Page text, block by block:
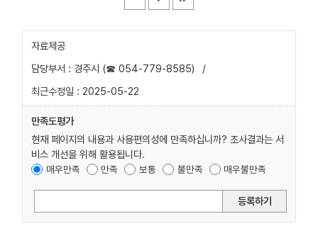
자료제공
담당부서 : 경주시 (☎ 054-779-8585)
/
최근수정일 : 2025-05-22
만족도평가
현재 페이지의 내용과 사용편의성에 만족하십니까? 조사결과는 서
비스 개선을 위해 활용됩니다.
매우만족 만족 보통 불만족 매우불만족
등록하기